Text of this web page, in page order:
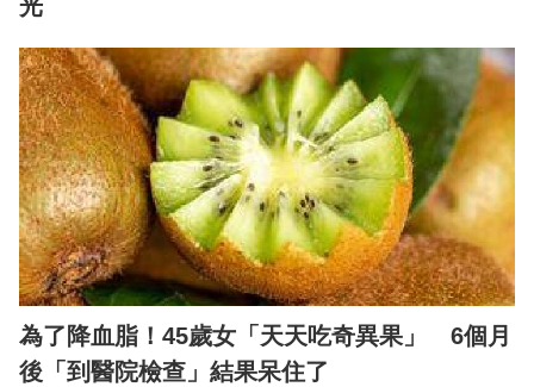
光
為了降血脂！45歲女「天天吃奇異果」 6個月
後「到醫院檢查」結果呆住了